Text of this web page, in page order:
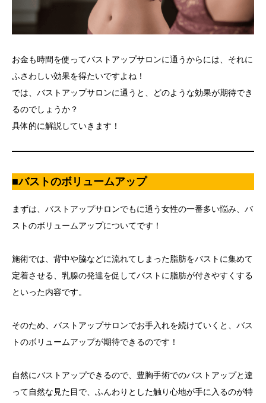
お金も時間を使ってバストアップサロンに通うからには、それに
ふさわしい効果を得たいですよね！
では、バストアップサロンに通うと、どのような効果が期待でき
るのでしょうか？
具体的に解説していきます！
■バストのボリュームアップ
まずは、バストアップサロンでもに通う女性の一番多い悩み、バ
ストのボリュームアップについてです！
施術では、背中や脇などに流れてしまった脂肪をバストに集めて
定着させる、乳腺の発達を促してバストに脂肪が付きやすくする
といった内容です。
そのため、バストアップサロンでお手入れを続けていくと、バス
トのボリュームアップが期待できるのです！
自然にバストアップできるので、豊胸手術でのバストアップと違
って自然な見た目で、ふんわりとした触り心地が手に入るのが特